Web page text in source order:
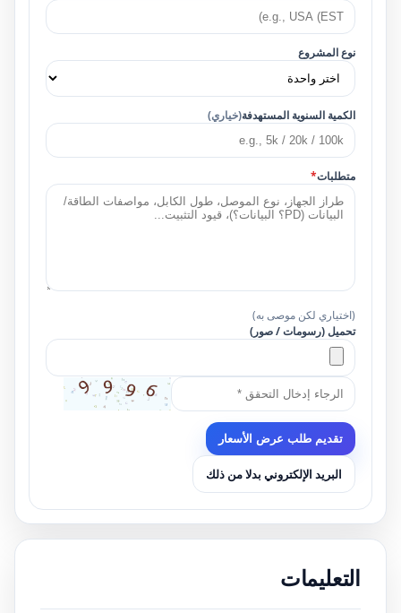
نوع المشروع
الكمية السنوية المستهدفة(خياري)
متطلبات*
(اختياري لكن موصى به)
تحميل (رسومات / صور)
تقديم طلب عرض الأسعار
البريد الإلكتروني بدلا من ذلك
التعليمات